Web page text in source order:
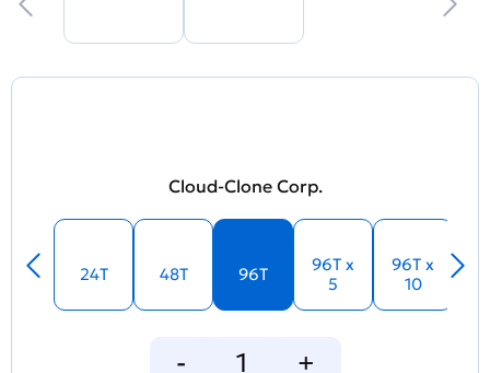
Cloud-Clone Corp.
24T 48T 96T
96T x
5
96T x
10